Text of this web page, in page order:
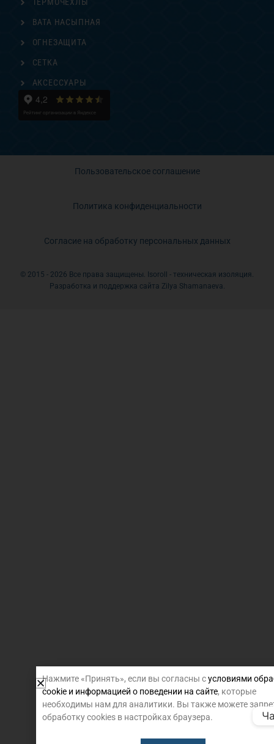
ТЕРМОЧЕХЛЫ
ВАТА НАСЫПНАЯ
ОГНЕЗАЩИТА
СЕТКА
АКСЕССУАРЫ
Пользовательское соглашение
Политика конфиденциальности
Согласие на обработку персональных данных
© 2015 - 2026 Все права защищены. Isoroll - техническая изоляция.
Разработка и поддержка сайта Zilya Shamanaeva.
Нажмите «Принять», если вы согласны сусловиями
cookie и информацией о поведении на сайте, которые
необходимы нам для аналитики. Вы также можете
обработку cookies в настройках браузера.